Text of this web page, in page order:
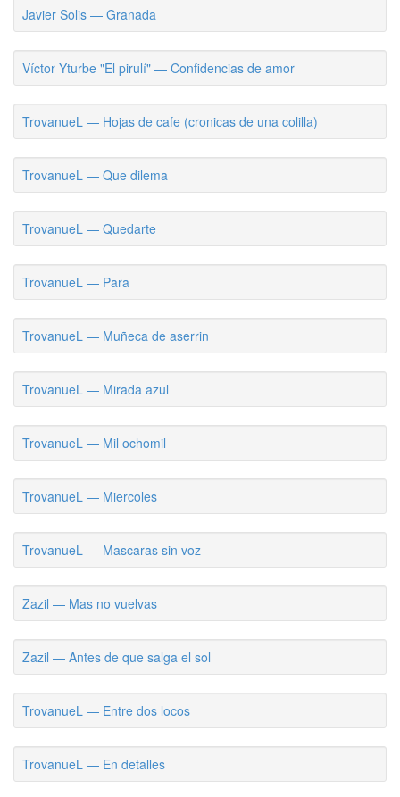
Javier Solis — Granada
Víctor Yturbe "El pirulí" — Confidencias de amor
TrovanueL — Hojas de cafe (cronicas de una colilla)
TrovanueL — Que dilema
TrovanueL — Quedarte
TrovanueL — Para
TrovanueL — Muñeca de aserrin
TrovanueL — Mirada azul
TrovanueL — Mil ochomil
TrovanueL — Miercoles
TrovanueL — Mascaras sin voz
Zazil — Mas no vuelvas
Zazil — Antes de que salga el sol
TrovanueL — Entre dos locos
TrovanueL — En detalles